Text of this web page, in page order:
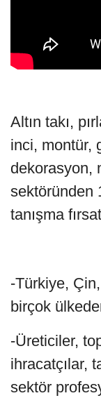
Altın takı,
inci, montür,
dekorasyon,
sektöründen
tanışma
-Türkiye,
birçok
-Üreticiler,
ihracatçılar,
sektör